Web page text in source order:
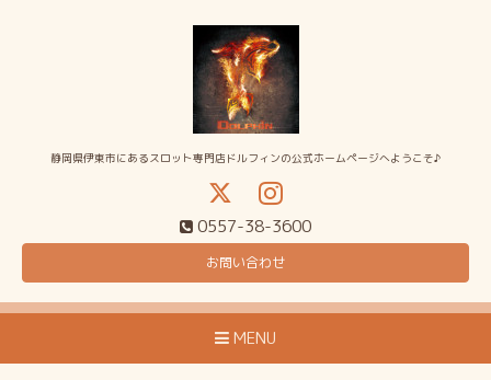
静岡県伊東市にあるスロット専門店ドルフィンの公式ホームページへようこそ♪
0557-38-3600
お問い合わせ
MENU